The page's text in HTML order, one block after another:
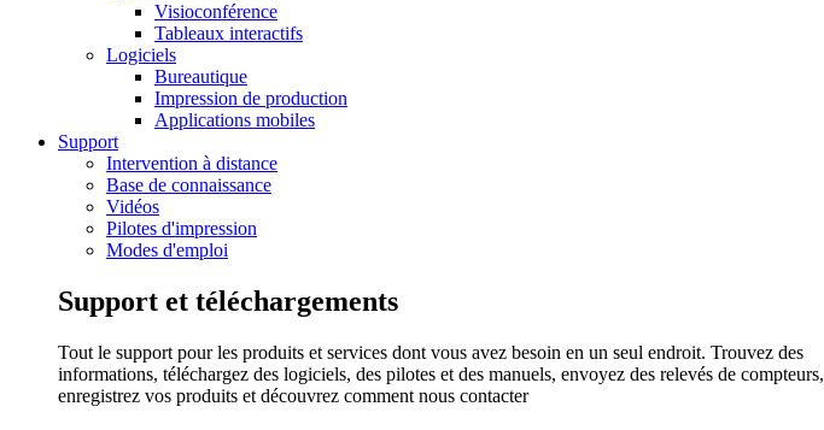
Visioconférence
Tableaux interactifs
Logiciels
Bureautique
Impression de production
Applications mobiles
Support
Intervention à distance
Base de connaissance
Vidéos
Pilotes d'impression
Modes d'emploi
Support et téléchargements
Tout le support pour les produits et services dont vous avez besoin en un seul endroit. Trouvez des
informations, téléchargez des logiciels, des pilotes et des manuels, envoyez des relevés de compteurs,
enregistrez vos produits et découvrez comment nous contacter